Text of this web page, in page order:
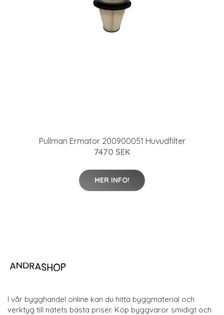
Pullman Ermator 200900051 Huvudfilter
7470 SEK
MER INFO!
I vår bygghandel online kan du hitta byggmaterial och
verktyg till nätets bästa priser. Köp byggvaror smidigt och